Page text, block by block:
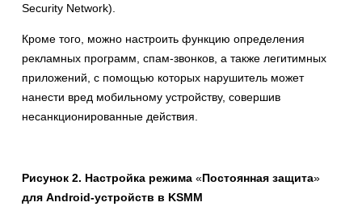
Security Network).
Кроме того, можно настроить функцию определения
рекламных программ, спам-звонков, а также легитимных
приложений, с помощью которых нарушитель может
нанести вред мобильному устройству, совершив
несанкционированные действия.
Рисунок 2. Настройка режима «Постоянная защита»
для Android-устройств в KSMM